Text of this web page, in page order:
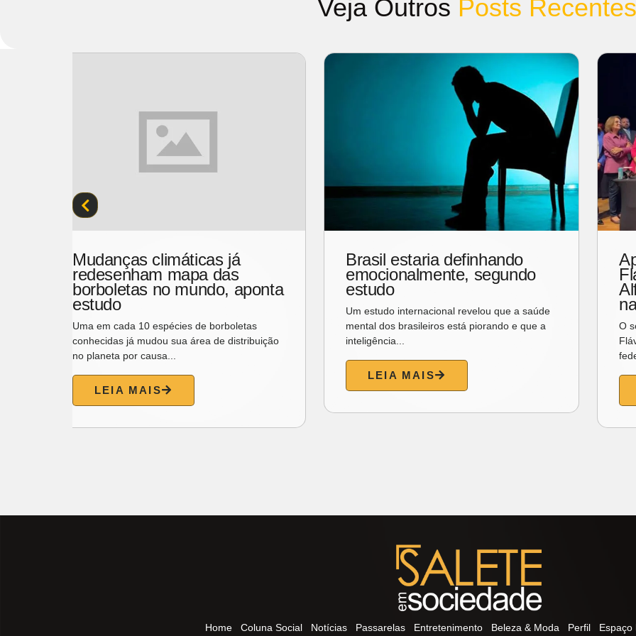
Veja Outros Posts Recentes
Brasil estaria definhando
emocionalmente, segundo
estudo
Um estudo internacional revelou que a saúde
mental dos brasileiros está piorando e que a
inteligência...
LEIA MAIS
Após prometer mulher vice,
Flávio Bolsonaro escolhe
Alfredo Gaspar para o posto
na chapa presidencial.
O senador e pré-candidato à Presidência
Flávio Bolsonaro (PL) anunciou o deputado
LEIA MAIS
Home Coluna Social Notícias Passarelas Entretenimento Beleza & Moda Perfil Espaço